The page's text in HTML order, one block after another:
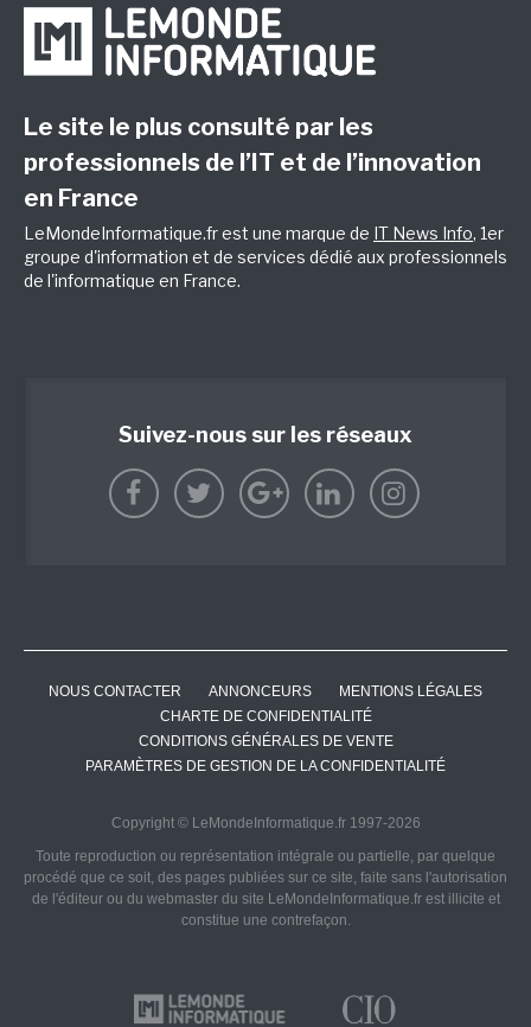
Le site le plus consulté par les
professionnels de l’IT et de l’innovation
en France
LeMondeInformatique.fr est une marque de IT News Info, 1er
groupe d'information et de services dédié aux professionnels
de l'informatique en France.
Suivez-nous sur les réseaux
NOUS CONTACTER ANNONCEURS
MENTIONS LÉGALES
CHARTE DE CONFIDENTIALITÉ
CONDITIONS GÉNÉRALES DE VENTE
PARAMÈTRES DE GESTION DE LA CONFIDENTIALITÉ
Copyright © LeMondeInformatique.fr 1997-2026
Toute reproduction ou représentation intégrale ou partielle, par quelque
procédé que ce soit, des pages publiées sur ce site, faite sans l'autorisation
de l'éditeur ou du webmaster du site LeMondeInformatique.fr est illicite et
constitue une contrefaçon.